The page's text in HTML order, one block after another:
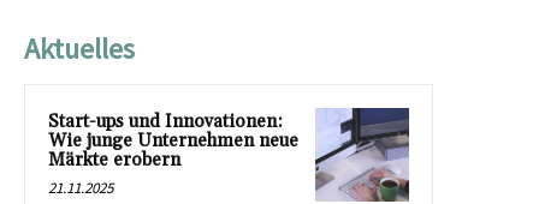
Aktuelles
Start-ups und Innovationen:
Wie junge Unternehmen neue
Märkte erobern
21.11.2025